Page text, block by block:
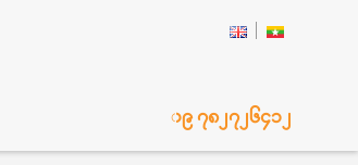
၀၉ ၇၈၂၇၂၆၄၁၂